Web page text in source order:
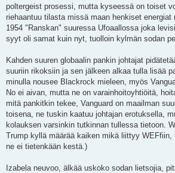
poltergeist prosessi, mutta kyseessä on toiset
riehaantuu tilasta missä maan henkiset
1954 "Ranskan" suuressa Ufoaallossa joka
syyt oli samat kuin nyt, tuolloin kylmän sodan
Kahden suuren globaalin pankin johtajat
suuriin rikoksiin ja sen jälkeen alkaa tulla lisää
minulla nousee Blackrock mieleen, myös
No ei aivan, mutta ne on varainhoitoyhtiöitä,
mitä pankitkin tekee, Vanguard on maailman
toisena, ne tuskin kaatuu johtajan erotuksella,
kolauksen varsinkin tutkinnan tullessa tietoon.
Trump kyllä määrää kaiken mikä liittyy
ne ei tietenkään kestä.)
Izabela neuvoo, älkää uskoko sodan lietsojia,